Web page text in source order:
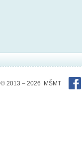
© 2013 – 2026 MŠMT